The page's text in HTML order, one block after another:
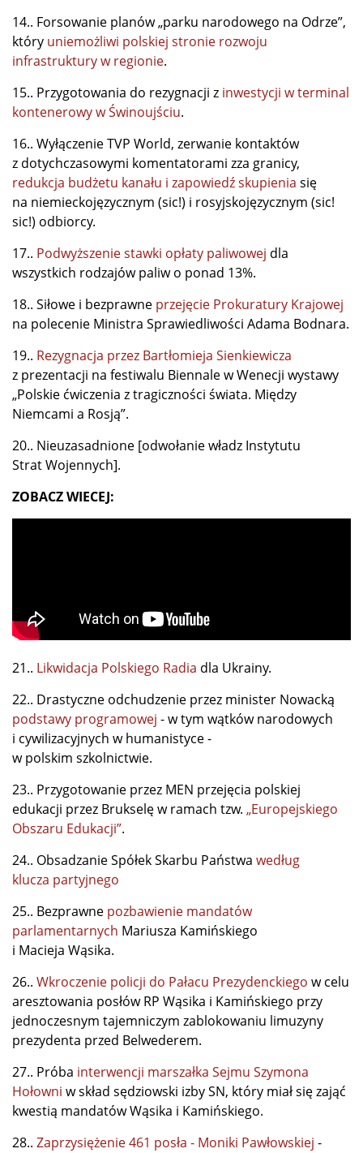
14.. Forsowanie planów „parku narodowego na Odrze”,
który uniemożliwi polskiej stronie rozwoju
infrastruktury w regionie.
15.. Przygotowania do rezygnacji z inwestycji w terminal
kontenerowy w Świnoujściu.
16.. Wyłączenie TVP World, zerwanie kontaktów
z dotychczasowymi komentatorami zza granicy,
redukcja budżetu kanału i zapowiedź skupienia się
na niemieckojęzycznym (sic!) i rosyjskojęzycznym (sic!
sic!) odbiorcy.
17.. Podwyższenie stawki opłaty paliwowej dla
wszystkich rodzajów paliw o ponad 13%.
18.. Siłowe i bezprawne przejęcie Prokuratury Krajowej
na polecenie Ministra Sprawiedliwości Adama Bodnara.
19.. Rezygnacja przez Bartłomieja Sienkiewicza
z prezentacji na festiwalu Biennale w Wenecji wystawy
„Polskie ćwiczenia z tragiczności świata. Między
Niemcami a Rosją”.
20.. Nieuzasadnione [odwołanie władz Instytutu
Strat Wojennych].
ZOBACZ WIECEJ:
21.. Likwidacja Polskiego Radia dla Ukrainy.
22.. Drastyczne odchudzenie przez minister Nowacką
podstawy programowej - w tym wątków narodowych
i cywilizacyjnych w humanistyce -
w polskim szkolnictwie.
23.. Przygotowanie przez MEN przejęcia polskiej
edukacji przez Brukselę w ramach tzw. „Europejskiego
Obszaru Edukacji”.
24.. Obsadzanie Spółek Skarbu Państwa według
klucza partyjnego
25.. Bezprawne pozbawienie mandatów
parlamentarnych Mariusza Kamińskiego
i Macieja Wąsika.
26.. Wkroczenie policji do Pałacu Prezydenckiego w celu
aresztowania posłów RP Wąsika i Kamińskiego przy
jednoczesnym tajemniczym zablokowaniu limuzyny
prezydenta przed Belwederem.
27.. Próba interwencji marszałka Sejmu Szymona
Hołowni w skład sędziowski izby SN, który miał się zająć
kwestią mandatów Wąsika i Kamińskiego.
28.. Zaprzysiężenie 461 posła - Moniki Pawłowskiej -